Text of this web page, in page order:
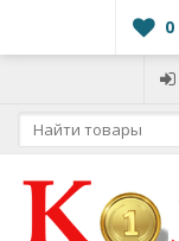
0